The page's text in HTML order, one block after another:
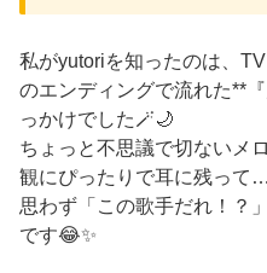
私がyutoriを知ったのは、
のエンディングで流れた**
っかけでした🪄🌙
ちょっと不思議で切ないメ
観にぴったりで耳に残って…
思わず「この歌手だれ！？
です😂✨